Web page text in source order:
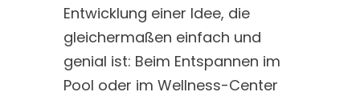
Entwicklung einer Idee, die
gleichermaßen einfach und
genial ist: Beim Entspannen im
Pool oder im Wellness-Center